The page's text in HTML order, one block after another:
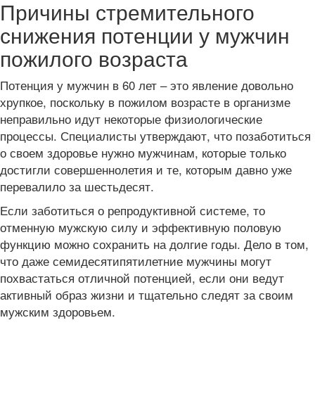
Причины стремительного
снижения потенции у мужчин
пожилого возраста
Потенция у мужчин в 60 лет – это явление довольно
хрупкое, поскольку в пожилом возрасте в организме
неправильно идут некоторые физиологические
процессы. Специалисты утверждают, что позаботиться
о своем здоровье нужно мужчинам, которые только
достигли совершеннолетия и те, которым давно уже
перевалило за шестьдесят.
Если заботиться о репродуктивной системе, то
отменную мужскую силу и эффективную половую
функцию можно сохранить на долгие годы. Дело в том,
что даже семидесятипятилетние мужчины могут
похвастаться отличной потенцией, если они ведут
активный образ жизни и тщательно следят за своим
мужским здоровьем.